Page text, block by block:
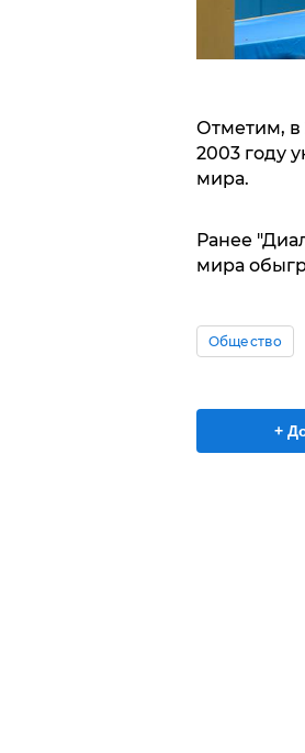
Отметим, в
2003 году
мира.
Ранее
мира
Общество
+